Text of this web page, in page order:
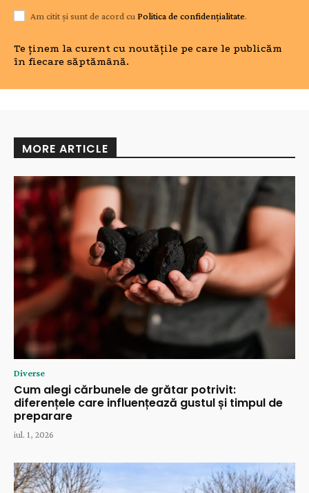
Am citit și sunt de acord cu Politica de confidențialitate.
Te ținem la curent cu noutățile pe care le publicăm
în fiecare săptămână.
MORE ARTICLE
Diverse
Cum alegi cărbunele de grătar potrivit:
diferențele care influențează gustul și timpul de
preparare
iul. 1, 2026